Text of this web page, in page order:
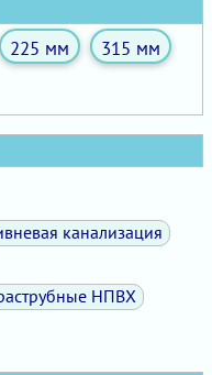
225 мм
315 мм
канализация
НПВХ